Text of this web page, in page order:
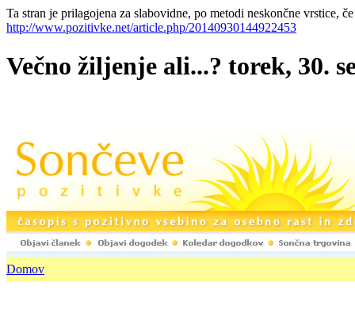
Ta stran je prilagojena za slabovidne, po metodi neskončne vrstice,
http://www.pozitivke.net/article.php/20140930144922453
Večno žiljenje ali...? torek, 30.
Domov